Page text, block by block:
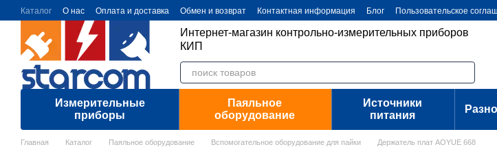
Перейти к основному контенту
Каталог О нас Оплата и доставка Обмен и возврат Контактная информация Блог Пользовательское
Интернет-магазин контрольно-измерительных приборов
КИП
Измерительные
приборы
Паяльное
оборудование
Источники
питания
Главная Каталог Паяльное оборудование Вспомогательное оборудование для пайки Держатель плат AOYUE 668